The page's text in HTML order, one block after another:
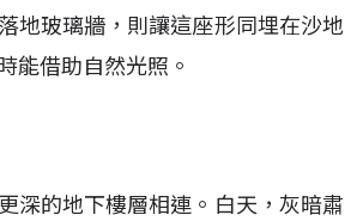
地玻璃牆，則讓這座形同埋在沙地
能借助自然光照。
深的地下樓層相連。白天，灰暗肅